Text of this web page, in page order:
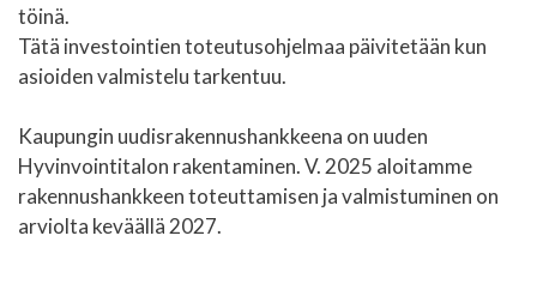
töinä.
Tätä investointien toteutusohjelmaa päivitetään kun
asioiden valmistelu tarkentuu.
Kaupungin uudisrakennushankkeena on uuden
Hyvinvointitalon rakentaminen. V. 2025 aloitamme
rakennushankkeen toteuttamisen ja valmistuminen on
arviolta keväällä 2027.